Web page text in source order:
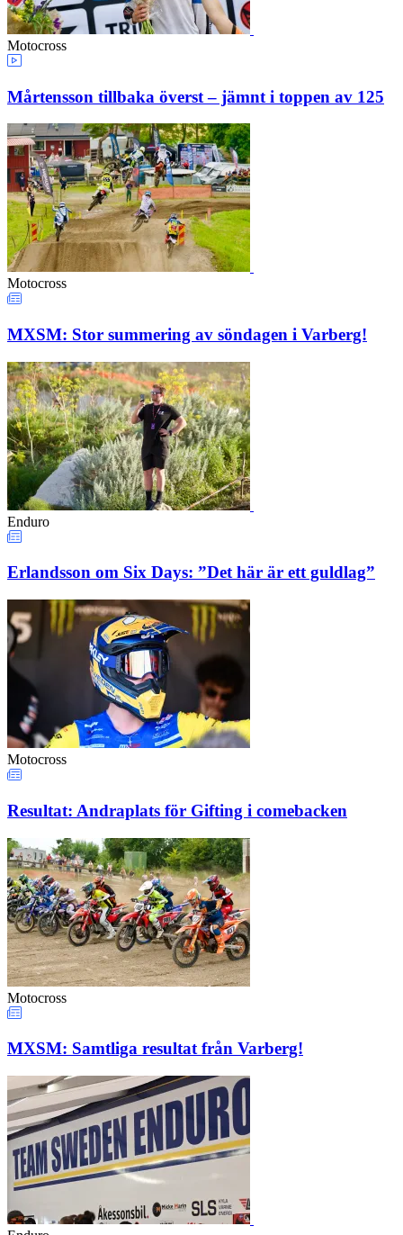
Motocross
Mårtensson tillbaka överst – jämnt i toppen av 125
Motocross
MXSM: Stor summering av söndagen i Varberg!
Enduro
Erlandsson om Six Days: ”Det här är ett guldlag”
Motocross
Resultat: Andraplats för Gifting i comebacken
Motocross
MXSM: Samtliga resultat från Varberg!